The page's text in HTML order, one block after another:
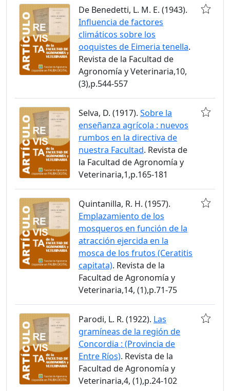
De Benedetti, L. M. E. (1943).
Influencia de factores
climáticos sobre los
ooquistes de Eimeria tenella.
Revista de la Facultad de
Agronomía y Veterinaria,10,
(3),p.544-557
Selva, D. (1917). Sobre la
enseñanza agrícola : nuevos
rumbos en la directiva de
nuestra Facultad. Revista de
la Facultad de Agronomía y
Veterinaria,1,p.165-181
Quintanilla, R. H. (1957).
Emplazamiento de los
mosqueros en función de la
atracción ejercida en la
mosca de los frutos (Ceratitis
capitata). Revista de la
Facultad de Agronomía y
Veterinaria,14, (1),p.71-75
Parodi, L. R. (1922). Las
gramíneas de la región de
Concordia : (Provincia de
Entre Ríos). Revista de la
Facultad de Agronomía y
Veterinaria,4, (1),p.24-102